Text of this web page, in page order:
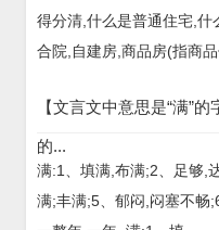
得分清,什么是普通住宅,什
合院,自建房,商品房(指商品
【文言文中意思是“满”
的...
满:1、填满,布满;2、足够,
满;丰满;5、郁闷,闷塞不畅